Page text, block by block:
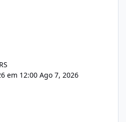
em 12:00 Ago 7, 2026